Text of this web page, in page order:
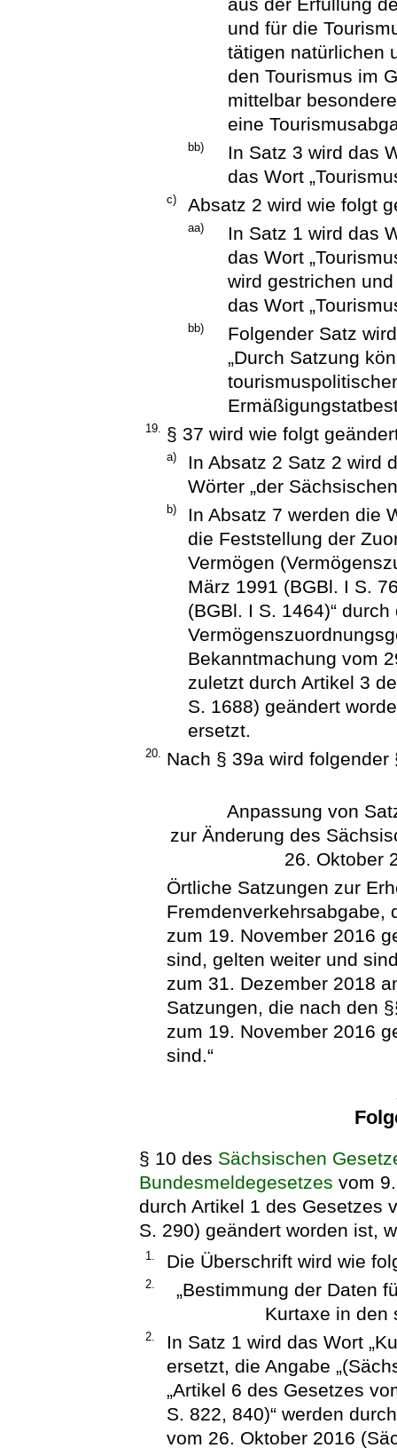
und für die
tätigen natürlichen
den Tourismus im
mittelbar
eine
bb)
In Satz 3 wird das
das Wort
c) Absatz 2 wird wie folgt
aa)
In Satz 1 wird das
das Wort
wird gestrichen
das Wort
bb)
Folgender Satz
„Durch Satzung
19. § 37 wird wie folgt
a)
In Absatz 2 Satz 2 wird
Wörter „der
b)
In Absatz 7 werden die
die Feststellung der
Vermögen
März 1991 (BGBl. I S.
(BGBl. I S. 1464)“
Bekanntmachung vom
zuletzt durch Artikel 3
S. 1688) geändert
ersetzt.
20. Nach § 39a wird folgender
Anpassung von
zur Änderung des
26. Oktober
Örtliche Satzungen zur
Fremdenverkehrsabgabe,
zum 19. November 2016
sind, gelten weiter und
zum 31. Dezember 2018
Satzungen, die nach den
zum 19. November 2016
sind.“
§ 10 des Sächsischen
Bundesmeldegesetzes vom
durch Artikel 1 des Gesetzes
S. 290) geändert worden ist,
1. Die Überschrift wird wie
2.
„Bestimmung der Daten
Kurtaxe in den
2.
In Satz 1 wird das Wort
ersetzt, die Angabe
„Artikel 6 des Gesetzes
S. 822, 840)“ werden
vom 26. Oktober 2016